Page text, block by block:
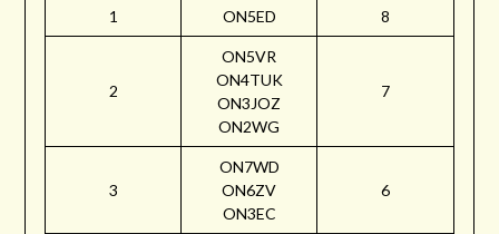
1 ON5ED 8
2
ON5VR
ON4TUK
ON3JOZ
ON2WG
7
3
ON7WD
ON6ZV
ON3EC
6